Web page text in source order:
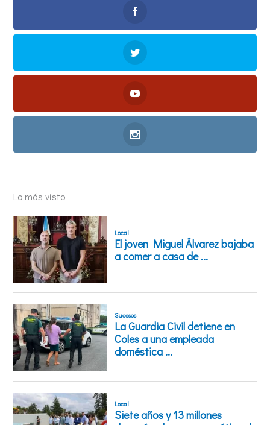
Lo más visto